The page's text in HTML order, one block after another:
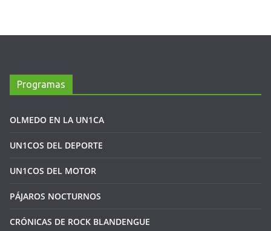
Programas
OLMEDO EN LA UN1CA
UN1COS DEL DEPORTE
UN1COS DEL MOTOR
PÁJAROS NOCTURNOS
CRÓNICAS DE ROCK BLANDENGUE